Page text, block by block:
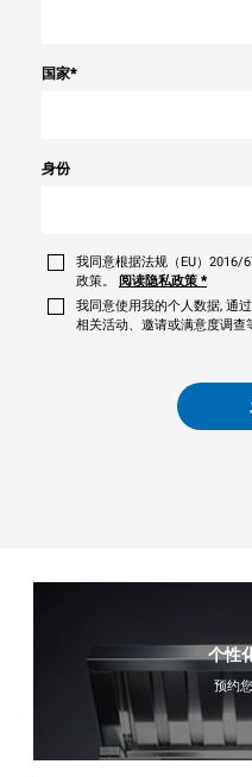
国家*
身份
我同意根据法规（EU）2016/
政策。
阅读隐私政策 *
我同意使用我的个人数据, 通
相关活动、邀请或满意度调查
个性
预约